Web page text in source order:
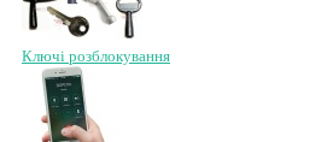
Ключі розблокування